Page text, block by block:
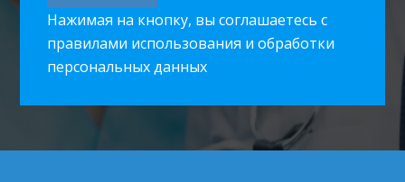
Нажимая на кнопку, вы соглашаетесь с
правилами использования и обработки
персональных данных